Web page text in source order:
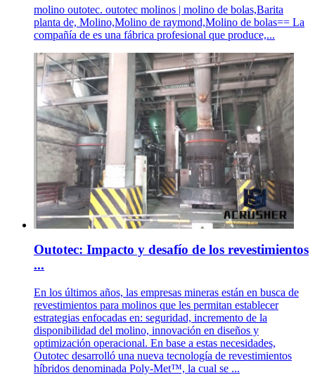
molino outotec. outotec molinos | molino de bolas,Barita
planta de, Molino,Molino de raymond,Molino de bolas== La
compañía de es una fábrica profesional que produce,...
Outotec: Impacto y desafío de los revestimientos
...
En los últimos años, las empresas mineras están en busca de
revestimientos para molinos que les permitan establecer
estrategias enfocadas en: seguridad, incremento de la
disponibilidad del molino, innovación en diseños y
optimización operacional. En base a estas necesidades,
Outotec desarrolló una nueva tecnología de revestimientos
híbridos denominada Poly-Met™, la cual se ...